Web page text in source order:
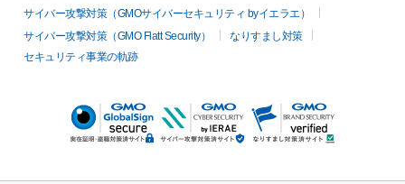
サイバー攻撃対策（GMOサイバーセキュリティ byイエラエ）
サイバー攻撃対策（GMO Flatt Security）
なりすまし対策
セキュリティ事業の軌跡